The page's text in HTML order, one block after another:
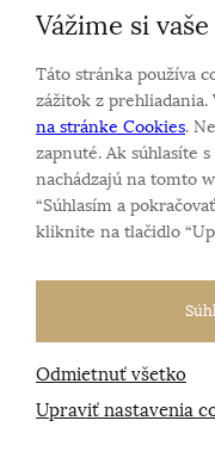
Personalizovaný šperk
Kontakt
Sme rodinná firma a
a šperkov od roku
Pozrite sa na naše
Všetky práva vyhradené
Tvorba e-shopovod
Vážime si
Táto stránka používa
zážitok z
na stránke Cookies.
zapnuté. Ak súhlasíte
nachádzajú na tomto
“Súhlasím a
kliknite na tlačidlo
Odmietnuť všetko
Upraviť nastavenia